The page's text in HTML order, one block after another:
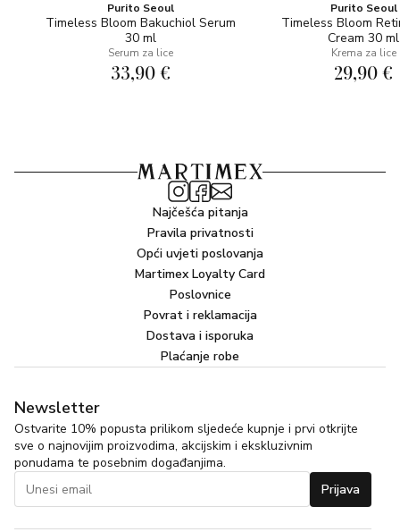
Purito Seoul
Timeless Bloom Bakuchiol Serum
30 ml
Serum za lice
33,90 €
Purito Seoul
Timeless Bloom
Cream 30 ml
Krema za lice
29,90 €
Najčešća pitanja
Pravila privatnosti
Opći uvjeti poslovanja
Martimex Loyalty Card
Poslovnice
Povrat i reklamacija
Dostava i isporuka
Plaćanje robe
Newsletter
Ostvarite 10% popusta prilikom sljedeće kupnje i prvi otkrijte
sve o najnovijim proizvodima, akcijskim i ekskluzivnim
ponudama te posebnim događanjima.
Prijava